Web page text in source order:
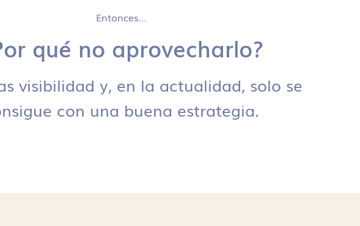
Entonces…
qué no aprovecharlo?
visibilidad y, en la actualidad, solo se
con una buena estrategia.